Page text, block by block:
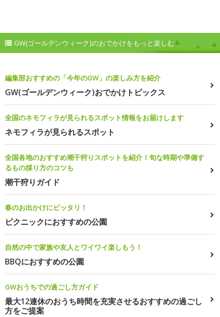
GW(ゴールデンウィーク)のおでかけをもっと楽しむ
編集部おすすめの「今年のGW」の楽しみ方を紹介
GW(ゴールデンウィーク)おでかけトピックス
全国のネモフィラが見られるスポット情報をお届けします
ネモフィラが見られるスポット
全国各地のおすすめ潮干狩りスポットを紹介！旬な時期や準備す
るもの採り方のコツも
潮干狩りガイド
春のお出かけにピッタリ！
ピクニックにおすすめの公園
自然の中で家族や友人とワイワイ楽しもう！
BBQにおすすめの公園
GWおうちでの過ごし方ガイド
最大12連休のおうち時間を充実させるおすすめの過ごし
方をご提案